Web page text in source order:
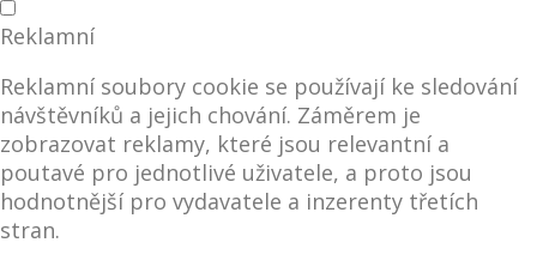
Reklamní
Reklamní soubory cookie se používají ke sledování
návštěvníků a jejich chování. Záměrem je
zobrazovat reklamy, které jsou relevantní a
poutavé pro jednotlivé uživatele, a proto jsou
hodnotnější pro vydavatele a inzerenty třetích
stran.